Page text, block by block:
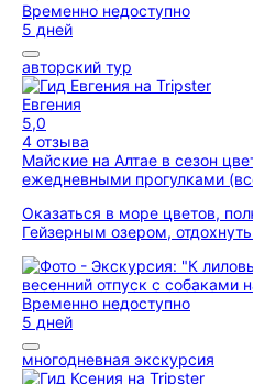
Временно недоступно
5 дней
авторский тур
Евгения
5,0
4 отзыва
Майские на Алтае в сезон
ежедневными прогулками
Оказаться в море цветов,
Гейзерным озером,
Временно недоступно
5 дней
многодневная экскурсия